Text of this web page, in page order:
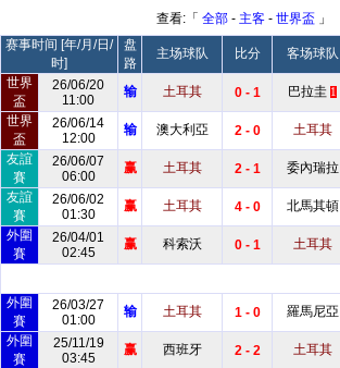
查看:「 全部- 主客- 世界盃 」
赛事时间 [年/月/日/
时]
盘
路
主场球队 比分 客场球队
世界
盃
26/06/20
11:00
输 土耳其 0 - 1 巴拉圭 1
世界
盃
26/06/14
12:00
输 澳大利亞 2 - 0 土耳其
友誼
賽
26/06/07
06:00
赢 土耳其 2 - 1 委內瑞拉
友誼
賽
26/06/02
01:30
赢 土耳其 4 - 0 北馬其頓
外圍
賽
26/04/01
02:45
赢 科索沃 0 - 1 土耳其
外圍
賽
26/03/27
01:00
输 土耳其 1 - 0 羅馬尼亞
外圍
賽
25/11/19
03:45
赢 西班牙 2 - 2 土耳其